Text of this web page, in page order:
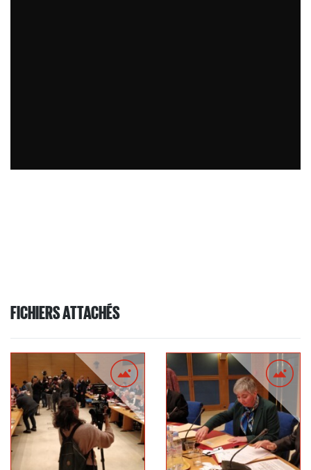
FICHIERS ATTACHÉS